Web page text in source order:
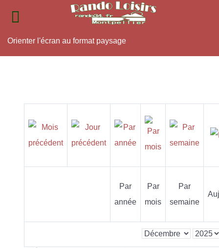
Orienter l'écran au format paysage
Par
année
Par
mois
Par
semaine